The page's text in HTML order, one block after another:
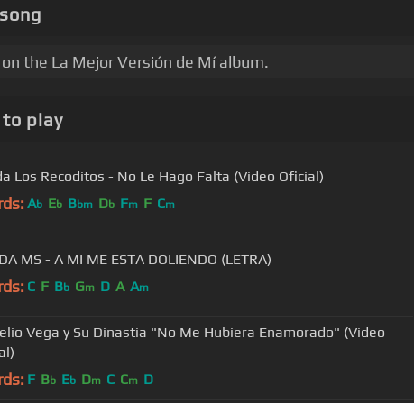
the La Mejor Versión de Mí album.
to play
Los Recoditos - No Le Hago Falta (Video Oficial)
Ab Eb Bbm Db Fm F Cm
MS - A MI ME ESTA DOLIENDO (LETRA)
C F Bb Gm D A Am
Vega y Su Dinastia "No Me Hubiera Enamorado" (Video
F Bb Eb Dm C Cm D